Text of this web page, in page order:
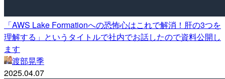
「AWS Lake Formationへの恐怖心はこれで解消！肝の3つを
理解する」というタイトルで社内でお話したので資料公開し
ます
渡部晃季
2025.04.07